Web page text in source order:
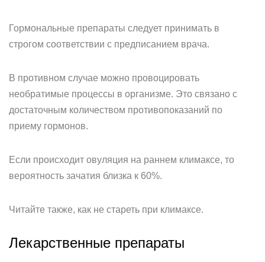
Гормональные препараты следует принимать в
строгом соответствии с предписанием врача.
В противном случае можно провоцировать
необратимые процессы в организме. Это связано с
достаточным количеством противопоказаний по
приему гормонов.
Если происходит овуляция на раннем климаксе, то
вероятность зачатия близка к 60%.
Читайте также, как не стареть при климаксе.
Лекарственные препараты